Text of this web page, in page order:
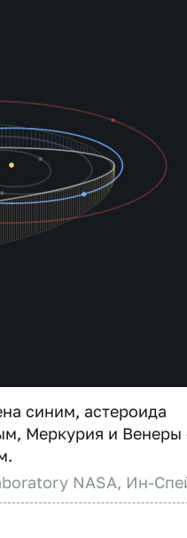
синим, астероида
Меркурия и Венеры
NASA, Ин-